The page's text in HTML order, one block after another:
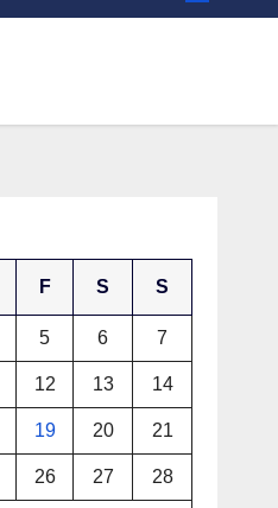
F S S
5 6 7
12 13 14
19 20 21
26 27 28